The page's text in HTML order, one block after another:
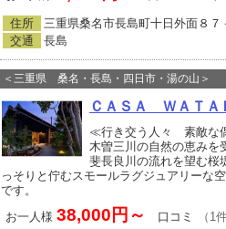
住所
三重県桑名市長島町十日外面８７
交通
長島
＜三重県 桑名・長島・四日市・湯の山＞
ＣＡＳＡ ＷＡＴＡ
≪行き交う人々 素敵な
木曽三川の自然の恵みを
斐長良川の流れを望む桜
っそりと佇むスモールラグジュアリー
です。
お一人様 38,000円～ 口コミ （1